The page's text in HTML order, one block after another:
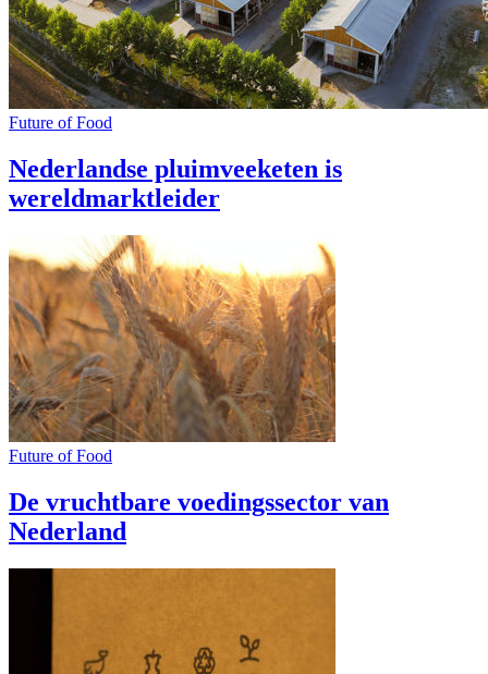
Future of Food
Nederlandse pluimveeketen is
wereldmarktleider
Future of Food
De vruchtbare voedingssector van
Nederland